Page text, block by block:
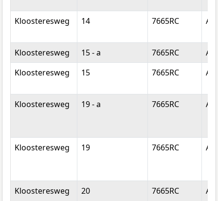
Kloosteresweg 14 7665RC
Kloosteresweg 15 - a 7665RC
Kloosteresweg
15 7665RC
Kloosteresweg 19 - a 7665RC
Kloosteresweg 19 7665RC
Kloosteresweg 20 7665RC